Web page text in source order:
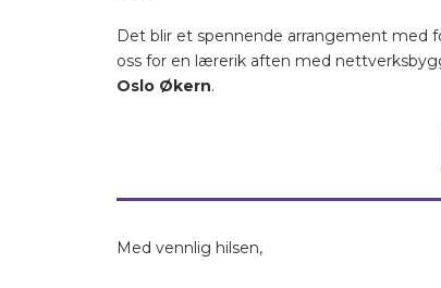
Det blir et spennende arrangement med
oss for en lærerik aften med
Oslo Økern.
Med vennlig hilsen,